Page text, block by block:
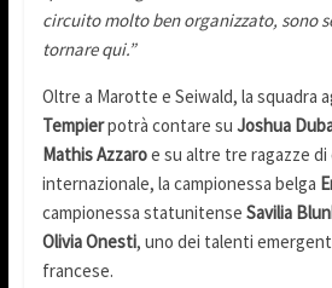
circuito molto ben organizzato, sono
tornare qui.”
Oltre a Marotte e Seiwald, la squadra
Tempierpotrà contare su Joshua
Mathis Azzaroe su altre tre ragazze
internazionale, la campionessa belga
campionessa statunitense Savilia
Olivia Onesti, uno dei talenti
francese.